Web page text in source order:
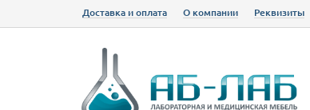
Доставка и оплата О компании Реквизиты